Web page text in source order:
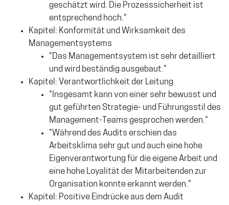
geschätzt wird. Die Prozesssicherheit ist
entsprechend hoch."
Kapitel: Konformität und Wirksamkeit des
Managementsystems
"Das Managementsystem ist sehr detailliert
und wird beständig ausgebaut."
Kapitel: Verantwortlichkeit der Leitung
"Insgesamt kann von einer sehr bewusst und
gut geführten Strategie- und Führungsstil des
Management-Teams gesprochen werden."
"Während des Audits erschien das
Arbeitsklima sehr gut und auch eine hohe
Eigenverantwortung für die eigene Arbeit und
eine hohe Loyalität der Mitarbeitenden zur
Organisation konnte erkannt werden."
Kapitel: Positive Eindrücke aus dem Audit